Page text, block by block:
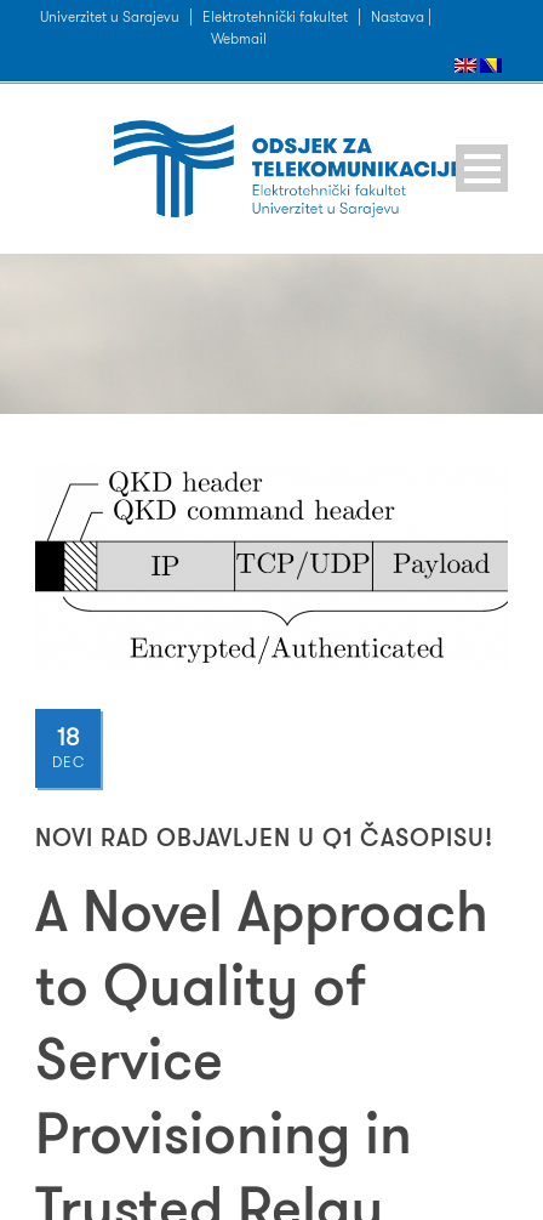
Univerzitet u Sarajevu Elektrotehnički fakultet
Nastava |
Webmail
18
DEC
NOVI RAD OBJAVLJEN U Q1 ČASOPISU!
A Novel Approach
to Quality of
Service
Provisioning in